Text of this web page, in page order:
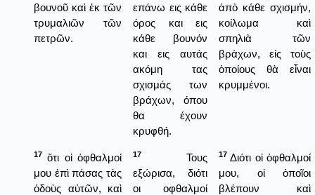
βουνοῦ καὶ ἐκ τῶν
τρυμαλιῶν τῶν
πετρῶν.
επάνω εις κάθε
όρος και εις
κάθε βουνόν
και εις αυτάς
ακόμη τας
σχισμάς των
βράχων, όπου
θα έχουν
κρυφθή.
ἀπὸ κάθε σχισμήν,
κοίλωμα καὶ
σπηλιὰ τῶν
βράχων, εἰς τοὺς
ὁποίους θὰ εἶναι
κρυμμένοι.
17 ὅτι οἱ ὀφθαλμοί
μου ἐπὶ πάσας τὰς
ὁδοὺς αὐτῶν, καὶ
17
Τους
εξώρισα, διότι
οι οφθαλμοί
17 Διότι οἱ ὀφθαλμοί
μου, οἱ ὁποῖοι
βλέπουν καὶ